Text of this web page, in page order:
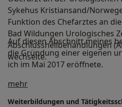
Sykehus Kristiansand/
Funktion des Chefarztes an
Bad Wildungen Urologisches
Abschlussheilbehandlungen
wechselte.
Auf diesen Abschnitt meines
die Gründung einer eigenen
ich im Mai 2017 eröffnete.
mehrÜber mich
Weiterbildungen und